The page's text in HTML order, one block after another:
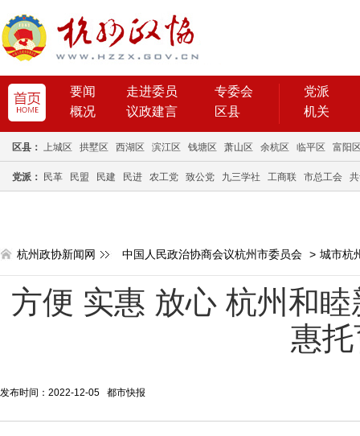
要闻 走进委员
专委会
概况
议政建言 区县
党派
机关
区县： 上城区 拱墅区 西湖区 滨江区 钱塘区 萧山区 余杭区 临平区 富阳
党派： 民革 民盟 民建 民进 农工党 致公党 九三学社 工商联 市总工会
杭州政协新闻网 中国人民政治协商会议杭州市委员会 > 城市杭
方便 实惠 放心 杭州和
惠
发布时间：2022-12-05 都市快报